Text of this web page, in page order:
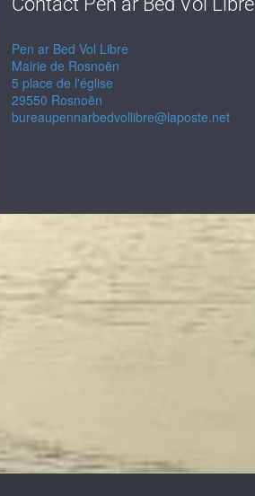
Pen ar Bed Vol Libre
Mairie de Rosnoën
5 place de l'église
29550 Rosnoën
bureaupennarbedvollibre@laposte.net